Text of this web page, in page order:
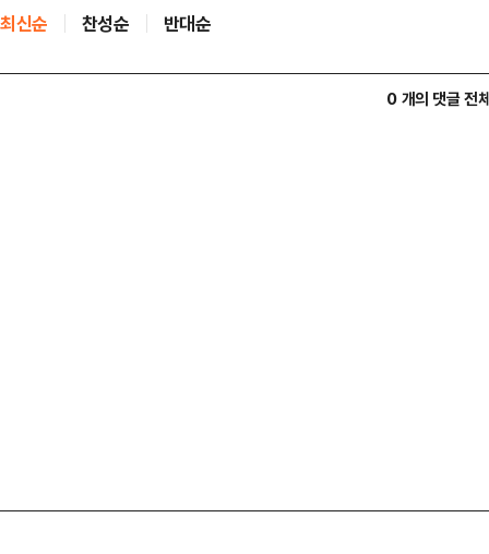
최신순 찬성순 반대순
0 개의 댓글 전